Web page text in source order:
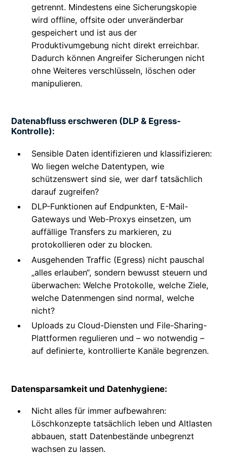
getrennt. Mindestens eine Sicherungskopie
wird offline, offsite oder unveränderbar
gespeichert und ist aus der
Produktivumgebung nicht direkt erreichbar.
Dadurch können Angreifer Sicherungen nicht
ohne Weiteres verschlüsseln, löschen oder
manipulieren.
Datenabfluss erschweren (DLP & Egress-
Kontrolle):
Sensible Daten identifizieren und klassifizieren:
Wo liegen welche Datentypen, wie
schützenswert sind sie, wer darf tatsächlich
darauf zugreifen?
DLP-Funktionen auf Endpunkten, E-Mail-
Gateways und Web-Proxys einsetzen, um
auffällige Transfers zu markieren, zu
protokollieren oder zu blocken.
Ausgehenden Traffic (Egress) nicht pauschal
„alles erlauben“, sondern bewusst steuern und
überwachen: Welche Protokolle, welche Ziele,
welche Datenmengen sind normal, welche
nicht?
Uploads zu Cloud-Diensten und File-Sharing-
Plattformen regulieren und – wo notwendig –
auf definierte, kontrollierte Kanäle begrenzen.
Datensparsamkeit und Datenhygiene:
Nicht alles für immer aufbewahren:
Löschkonzepte tatsächlich leben und Altlasten
abbauen, statt Datenbestände unbegrenzt
wachsen zu lassen.